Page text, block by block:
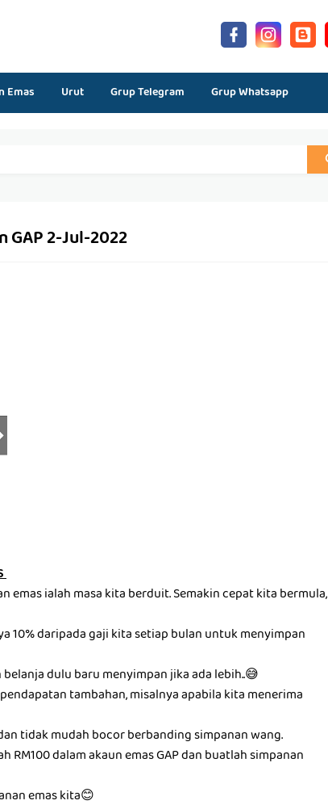
Emas Urut Grup Telegram Grup Whatsapp
2-Jul-2022
emas ialah masa kita berduit. Semakin cepat kita bermula,
10% daripada gaji kita setiap bulan untuk menyimpan
dulu baru menyimpan jika ada lebih..😅
tambahan, misalnya apabila kita menerima
tidak mudah bocor berbanding simpanan wang.
RM100 dalam akaun emas GAP dan buatlah simpanan
emas kita😊